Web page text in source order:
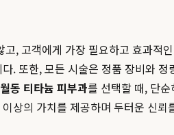
, 고객에게 가장 필요하고 효과적
. 또한, 모든 시술은 정품 장비와
동 티타늄 피부과를 선택할 때, 단
상의 가치를 제공하며 두터운 신뢰